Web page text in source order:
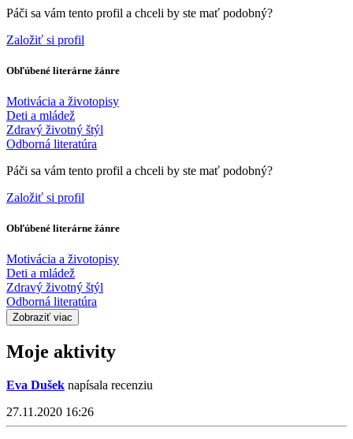
Páči sa vám tento profil a chceli by ste mať podobný?
Založiť si profil
Obľúbené literárne žánre
Motivácia a životopisy
Deti a mládež
Zdravý životný štýl
Odborná literatúra
Páči sa vám tento profil a chceli by ste mať podobný?
Založiť si profil
Obľúbené literárne žánre
Motivácia a životopisy
Deti a mládež
Zdravý životný štýl
Odborná literatúra
Zobraziť viac
Moje aktivity
Eva Dušek napísala recenziu
27.11.2020 16:26